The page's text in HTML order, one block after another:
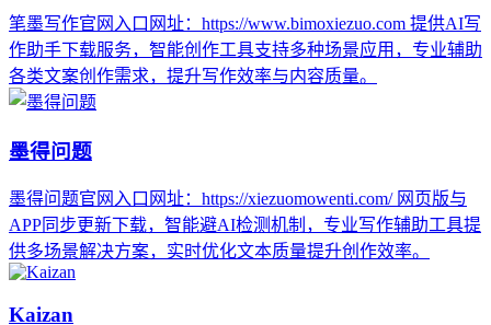
笔墨写作官网入口网址：https://www.bimoxiezuo.com 提供AI写
作助手下载服务，智能创作工具支持多种场景应用，专业辅助
各类文案创作需求，提升写作效率与内容质量。
墨得问题
墨得问题官网入口网址：https://xiezuomowenti.com/ 网页版与
APP同步更新下载，智能避AI检测机制，专业写作辅助工具提
供多场景解决方案，实时优化文本质量提升创作效率。
Kaizan